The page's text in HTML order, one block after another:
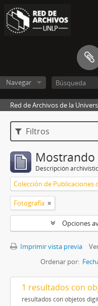
Navegar
Red de Archivos de la
Filtros
Descripción
Fotografía
Opciones
Imprimir vista previa
Ordenar por:
1 resultados con
resultados con objetos